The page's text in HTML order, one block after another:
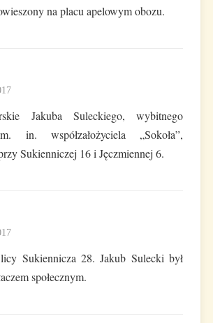
na placu apelowym obozu.
Jakuba Suleckiego, wybitnego
in. współzałożyciela „Sokoła”,
Sukienniczej 16 i Jęczmiennej 6.
Sukiennicza 28. Jakub Sulecki był
społecznym.